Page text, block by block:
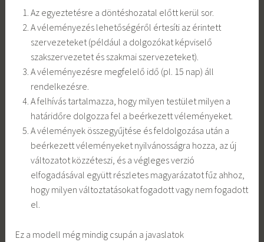
Az egyeztetésre a döntéshozatal előtt kerül sor.
A véleményezés lehetőségéről értesíti az érintett
szervezeteket (például a dolgozókat képviselő
szakszervezetet és szakmai szervezeteket).
A véleményezésre megfelelő idő (pl. 15 nap) áll
rendelkezésre.
A felhívás tartalmazza, hogy milyen testület milyen a
határidőre dolgozza fel a beérkezett véleményeket.
A vélemények összegyűjtése és feldolgozása után a
beérkezett véleményeket nyilvánosságra hozza, az új
változatot közzéteszi, és a végleges verzió
elfogadásával együtt részletes magyarázatot fűz ahhoz,
hogy milyen változtatásokat fogadott vagy nem fogadott
el.
Ez a modell még mindig csupán a javaslatok